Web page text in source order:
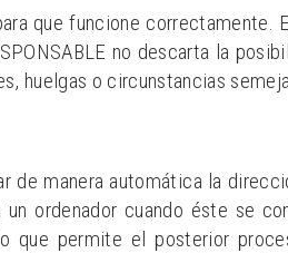
que funcione
no descarta la
huelgas o circunstancias
de manera automática la
ordenador cuando éste se
que permite el posterior